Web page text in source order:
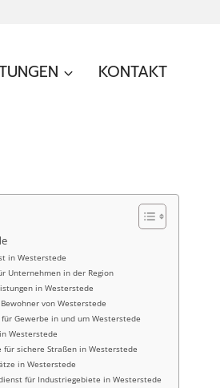
KONTAKT
in Westerstede
Unternehmen in der Region
in Westerstede
von Westerstede
Gewerbe in und um Westerstede
Westerstede
sichere Straßen in Westerstede
in Westerstede
für Industriegebiete in Westerstede